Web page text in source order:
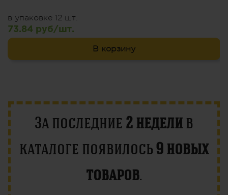
в упаковке 12 шт.
73.84 руб/шт.
В корзину
За последние 2 недели в
каталоге появилось 9 новых
товаров.